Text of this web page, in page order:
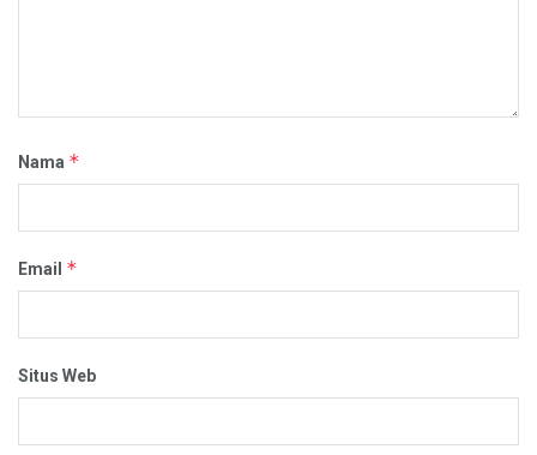
Nama *
Email *
Situs Web